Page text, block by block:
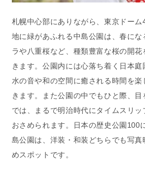
札幌中心部にありながら、東京ドー
地に緑があふれる中島公園は、春にな
ラや八重桜など、種類豊富な桜の開
きます。公園内には心落ち着く日本庭
水の音や和の空間に癒される時間を
きます。また公園の中でもひと際、目
では、まるで明治時代にタイムスリ
おさめられます。日本の歴史公園100
島公園は、洋装・和装どちらでも写真
めスポットです。